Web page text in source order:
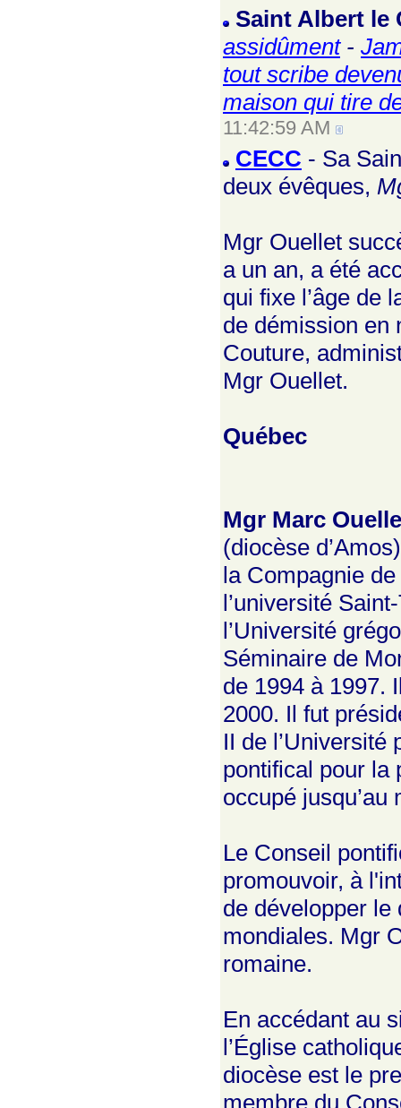
Saint Albert
assidûment-
tout scribe
maison qui tire
11:42:59 AM
CECC - Sa
deux évêques,
Mgr Ouellet
a un an, a été
qui fixe l’âge de
de démission en
Couture,
Mgr Ouellet.
Québec
Mgr Marc
(diocèse
la Compagnie
l’université
l’Université
Séminaire de
de 1994 à 1997.
2000. Il fut
II de
pontifical pour la
occupé
Le Conseil
promouvoir, à
de développer
mondiales. Mgr
romaine.
En accédant au
l’Église
diocèse est le
membre du